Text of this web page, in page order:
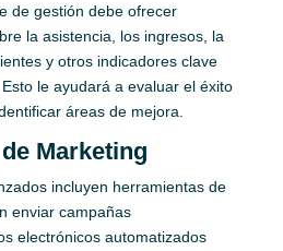
de gestión debe ofrecer
la asistencia, los ingresos, la
y otros indicadores clave
le ayudará a evaluar el éxito
áreas de mejora.
Marketing
incluyen herramientas de
enviar campañas
electrónicos automatizados